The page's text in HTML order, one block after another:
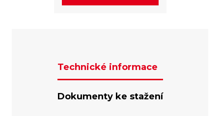
Technické informace
Dokumenty ke stažení